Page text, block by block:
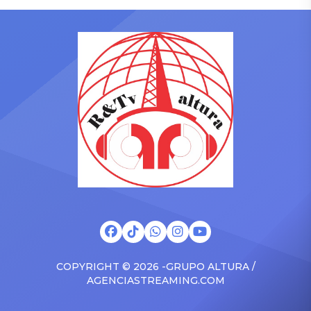
Christian Cueva, con
sus tres hijos. Aunque en
varias ocasiones ambas
protagonizaron
enfrentamientos
mediáticos, esta vez la
artista dejó de lado las
diferencias y priorizó el
bienestar de los menores.
Te puede interesar ¿Nuevo
juntos por las cámaras de
imágenes difundidas por el
espacio televisivo
mostraron a la integrante
de Esto es guerra
ingresando al
departamento del modelo
venezolano durante la
noche y […]
COPYRIGHT © 2026 -GRUPO ALTURA /
AGENCIASTREAMING.COM